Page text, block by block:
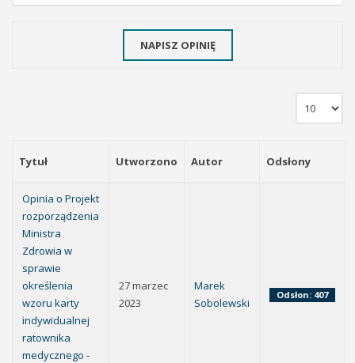
NAPISZ OPINIĘ
Tytuł Utworzono Autor Odsłony
Opinia o Projekt
rozporządzenia
Ministra
Zdrowia w
sprawie
określenia
wzoru karty
indywidualnej
ratownika
medycznego -
27 marzec
2023
Marek
Sobolewski
Odsłon: 407